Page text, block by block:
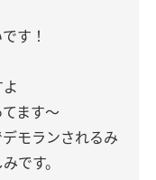
す！
ます〜
モランされるみ
です。